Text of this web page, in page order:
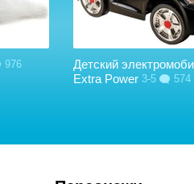
976
Детский
Extra Power 3-5 574